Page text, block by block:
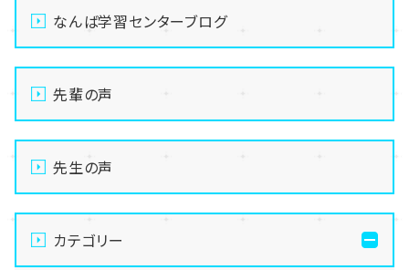
なんば学習センターブログ
先輩の声
先生の声
カテゴリー